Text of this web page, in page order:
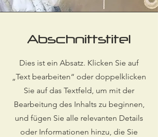
Abschnittstitel
Dies ist ein Absatz. Klicken Sie auf
„Text bearbeiten“ oder doppelklicken
Sie auf das Textfeld, um mit der
Bearbeitung des Inhalts zu beginnen,
und fügen Sie alle relevanten Details
oder Informationen hinzu, die Sie